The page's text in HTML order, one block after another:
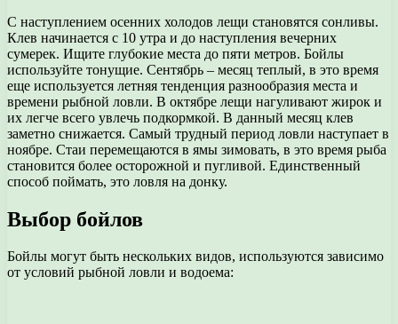
С наступлением осенних холодов лещи становятся сонливы.
Клев начинается с 10 утра и до наступления вечерних
сумерек. Ищите глубокие места до пяти метров. Бойлы
используйте тонущие. Сентябрь – месяц теплый, в это время
еще используется летняя тенденция разнообразия места и
времени рыбной ловли. В октябре лещи нагуливают жирок и
их легче всего увлечь подкормкой. В данный месяц клев
заметно снижается. Самый трудный период ловли наступает в
ноябре. Стаи перемещаются в ямы зимовать, в это время рыба
становится более осторожной и пугливой. Единственный
способ поймать, это ловля на донку.
Выбор бойлов
Бойлы могут быть нескольких видов, используются зависимо
от условий рыбной ловли и водоема: